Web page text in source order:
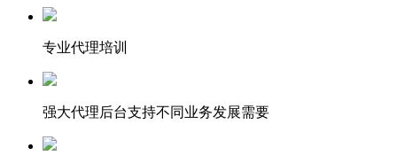
专业代理培训
强大代理后台支持不同业务发展需要